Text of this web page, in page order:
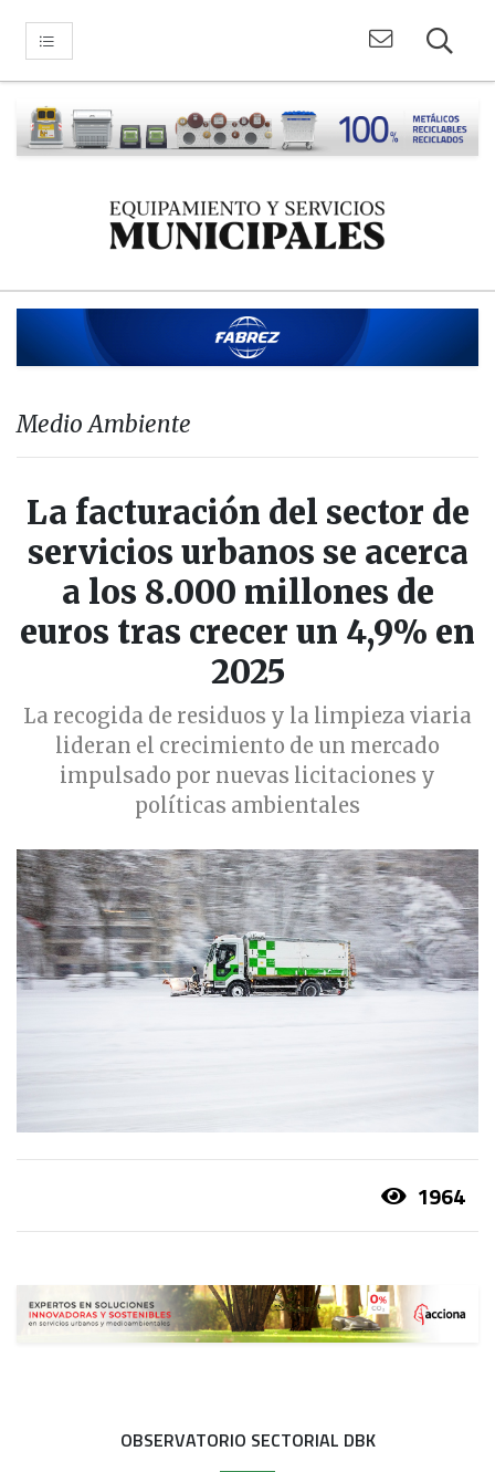
Medio Ambiente
La facturación del sector de
servicios urbanos se acerca
a los 8.000 millones de
euros tras crecer un 4,9% en
2025
La recogida de residuos y la limpieza viaria
lideran el crecimiento de un mercado
impulsado por nuevas licitaciones y
políticas ambientales
1964
OBSERVATORIO SECTORIAL DBK